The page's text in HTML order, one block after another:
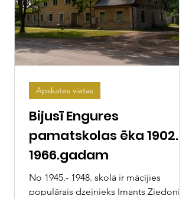
Bijusī Engures
pamatskolas ēka 1902. –
1966.gadam
No 1945.- 1948. skolā ir mācījies
populārais dzejnieks Imants Ziedonis.
Apskates vietas